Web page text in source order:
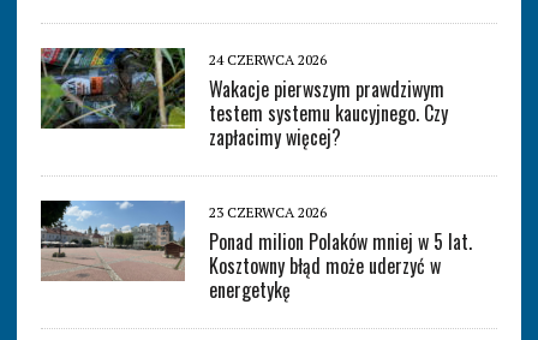
24 CZERWCA 2026
Wakacje pierwszym prawdziwym
testem systemu kaucyjnego. Czy
zapłacimy więcej?
23 CZERWCA 2026
Ponad milion Polaków mniej w 5 lat.
Kosztowny błąd może uderzyć w
energetykę